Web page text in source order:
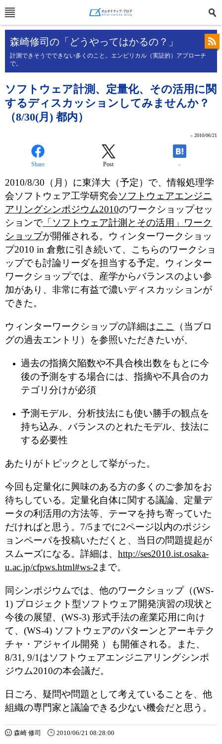
森崎修司の「どうやってはかるの？」
計測できそうでできない多くのこと。エンピリカル（実証的）アプローチ
で。
ソフトウェア計測、定量化、その活用に関
するディスカッションしてみませんか？
（8/30(月) 都内）
» 2010/06/21
Share Post -
2010/8/30（月）に東洋大（予定）で、情報処理学
会ソフトウェア工学研究会ソフトウェアエンジニ
アリングシンポジウム2010のワークショップセッ
ションで 「ソフトウェア計測とその活用」 ワーク
ショップが開催される。ウィンターワークショッ
プ2010 in 倉敷に引き続いて、こちらのワークショ
ップでも討論リーダを担当する予定。ウィンター
ワークショップでは、産学からバランスのよい参
加があり、非常に有益で濃いディスカッションが
できた。
ウィンターワークショップの詳細はここ
（当ブロ
グの過去エントリ）を参照いただきたいが、
過去の指摘欠陥数や不具合検出数をもとに今
後の予測をする場合には、指摘や不具合のカ
テゴリ分けが必須
予測モデル、分析技法にも使い勝手の観点を
持ち込み、バランスのとれたモデル、技法に
する必要性
あたりがトピックとして挙がった。
今回も定量化に興味のある方の多くのご参加をお
待ちしている。定量化自体に関する議論、定量デ
ータの利活用の方法等、テーマを持ち寄っていた
だければと思う。7/5までに2ページ以内のポジシ
ョンペーパを投稿いただくと、当日の問題提起が
スムーズになる。詳細は、 http://ses2010.ist.osaka-
u.ac.jp/cfpws.html#ws-2 まで。
同シンポジウムでは、他のワークショップ（(WS-
1) プロジェクト型ソフトウェア開発演習の現状と
今後の展望、(WS-3) 形式手法の産業応用に向け
て、(WS-4) ソフトウェアのパターンとアーキテク
チャ・アジャイル開発 ）も開催される。また、
8/31, 9/1はソフトウェアエンジニアリングシンポ
ジウム2010の本会議だ。
日ごろ、疑問や問題として考えていることを、他
組織の専門家と議論できる少ない機会だと思う。
森崎 修司 2010/06/21 08:28:00